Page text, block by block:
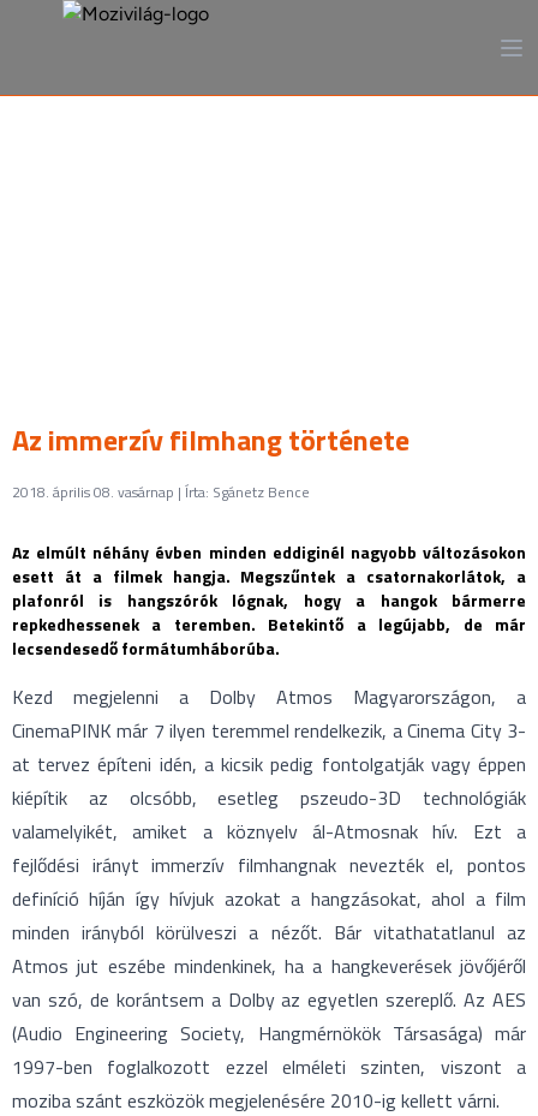
Az immerzív filmhang története
2018. április 08. vasárnap | Írta: Sgánetz Bence
Az elmúlt néhány évben minden eddiginél nagyobb változásokon
esett át a filmek hangja. Megszűntek a csatornakorlátok, a
plafonról is hangszórók lógnak, hogy a hangok bármerre
repkedhessenek a teremben. Betekintő a legújabb, de már
lecsendesedő formátumháborúba.
Kezd megjelenni a Dolby Atmos Magyarországon, a
CinemaPINK már 7 ilyen teremmel rendelkezik, a Cinema City 3-
at tervez építeni idén, a kicsik pedig fontolgatják vagy éppen
kiépítik az olcsóbb, esetleg pszeudo-3D technológiák
valamelyikét, amiket a köznyelv ál-Atmosnak hív. Ezt a
fejlődési irányt immerzív filmhangnak nevezték el, pontos
definíció híján így hívjuk azokat a hangzásokat, ahol a film
minden irányból körülveszi a nézőt. Bár vitathatatlanul az
Atmos jut eszébe mindenkinek, ha a hangkeverések jövőjéről
van szó, de korántsem a Dolby az egyetlen szereplő. Az AES
(Audio Engineering Society, Hangmérnökök Társasága) már
1997-ben foglalkozott ezzel elméleti szinten, viszont a
moziba szánt eszközök megjelenésére 2010-ig kellett várni.